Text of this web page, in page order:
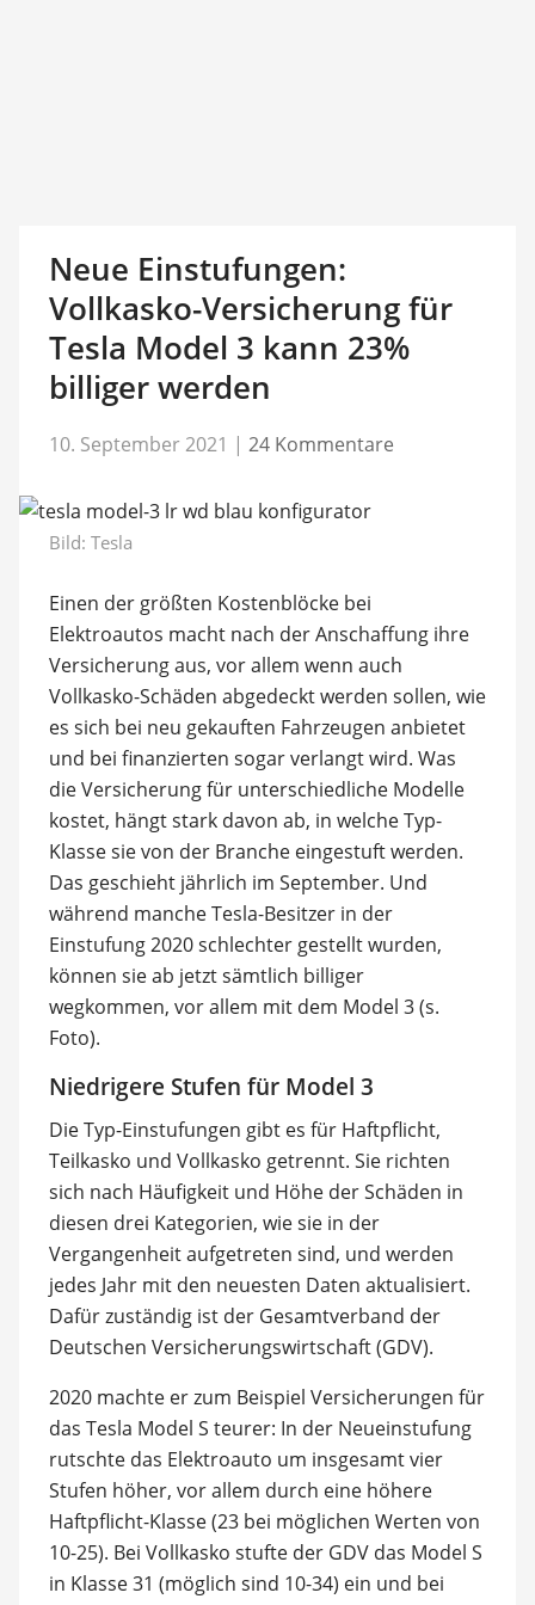
Neue Einstufungen:
Vollkasko-Versicherung für
Tesla Model 3 kann 23%
billiger werden
10. September 2021 | 24 Kommentare
Bild: Tesla
Einen der größten Kostenblöcke bei
Elektroautos macht nach der Anschaffung ihre
Versicherung aus, vor allem wenn auch
Vollkasko-Schäden abgedeckt werden sollen, wie
es sich bei neu gekauften Fahrzeugen anbietet
und bei finanzierten sogar verlangt wird. Was
die Versicherung für unterschiedliche Modelle
kostet, hängt stark davon ab, in welche Typ-
Klasse sie von der Branche eingestuft werden.
Das geschieht jährlich im September. Und
während manche Tesla-Besitzer in der
Einstufung 2020 schlechter gestellt wurden,
können sie ab jetzt sämtlich billiger
wegkommen, vor allem mit dem Model 3 (s.
Foto).
Niedrigere Stufen für Model 3
Die Typ-Einstufungen gibt es für Haftpflicht,
Teilkasko und Vollkasko getrennt. Sie richten
sich nach Häufigkeit und Höhe der Schäden in
diesen drei Kategorien, wie sie in der
Vergangenheit aufgetreten sind, und werden
jedes Jahr mit den neuesten Daten aktualisiert.
Dafür zuständig ist der Gesamtverband der
Deutschen Versicherungswirtschaft (GDV).
2020 machte er zum Beispiel Versicherungen für
das Tesla Model S teurer: In der Neueinstufung
rutschte das Elektroauto um insgesamt vier
Stufen höher, vor allem durch eine höhere
Haftpflicht-Klasse (23 bei möglichen Werten von
10-25). Bei Vollkasko stufte der GDV das Model S
in Klasse 31 (möglich sind 10-34) ein und bei